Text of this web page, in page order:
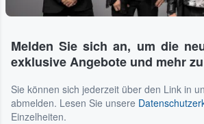
Melden Sie sich an, um die
exklusive Angebote und mehr
Sie können sich jederzeit über den Link in
abmelden. Lesen Sie unsere
Einzelheiten.